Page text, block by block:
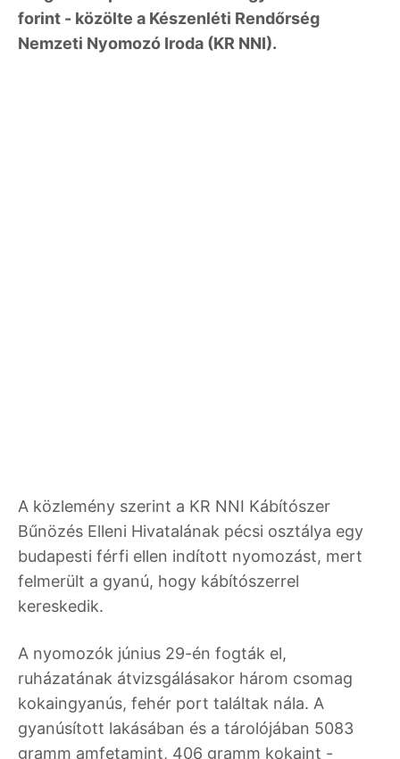
forint - közölte a Készenléti Rendőrség
Nemzeti Nyomozó Iroda (KR NNI).
A közlemény szerint a KR NNI Kábítószer
Bűnözés Elleni Hivatalának pécsi osztálya egy
budapesti férfi ellen indított nyomozást, mert
felmerült a gyanú, hogy kábítószerrel
kereskedik.
A nyomozók június 29-én fogták el,
ruházatának átvizsgálásakor három csomag
kokaingyanús, fehér port találtak nála. A
gyanúsított lakásában és a tárolójában 5083
gramm amfetamint, 406 gramm kokaint -